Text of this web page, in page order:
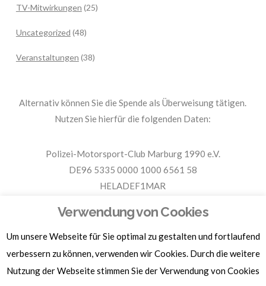
TV-Mitwirkungen (25)
Uncategorized (48)
Veranstaltungen (38)
Alternativ können Sie die Spende als Überweisung tätigen.
Nutzen Sie hierfür die folgenden Daten:
Polizei-Motorsport-Club Marburg 1990 e.V.
DE96 5335 0000 1000 6561 58
HELADEF1MAR
Für Spendenbescheinigungen, Sachspenden und weitere
Informationen, hier klicken.
Verwendung von Cookies
Um unsere Webseite für Sie optimal zu gestalten und fortlaufend
verbessern zu können, verwenden wir Cookies. Durch die weitere
Nutzung der Webseite stimmen Sie der Verwendung von Cookies